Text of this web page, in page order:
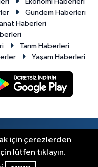
Gündem Haberleri
Haberleri
Tarım Haberleri
Yaşam Haberleri
için çerezlerden
lütfen tıklayın.